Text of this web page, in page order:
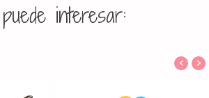
interesar:
‹ ›